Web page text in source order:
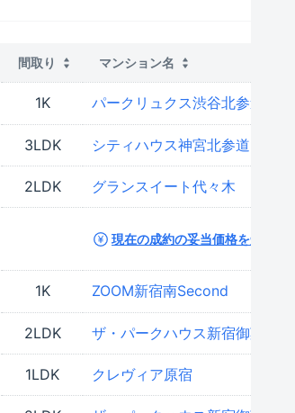
間取り マンション名
1K パークリュクス渋谷北参道mono
3LDK シティハウス神宮北参道
2LDK グランスイート代々木
現在の成約の妥当価格を知る
1K ZOOM新宿南Second
2LDK ザ・パークハウス新宿御苑西
1LDK クレヴィア原宿